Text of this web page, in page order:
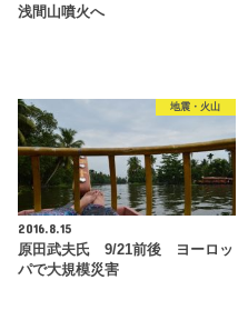
浅間山噴火へ
地震・火山
2016.8.15
原田武夫氏 9/21前後 ヨーロッ
パで大規模災害